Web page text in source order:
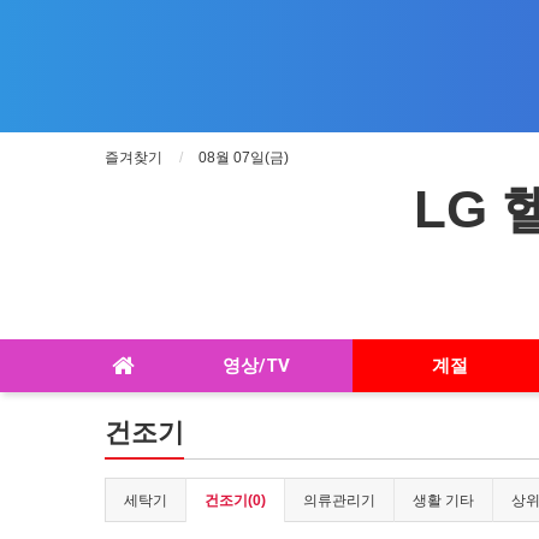
즐겨찾기 08월 07일(금)
LG
영상/TV 계절
건조기
세탁기 건조기(0) 의류관리기 생활 기타 상